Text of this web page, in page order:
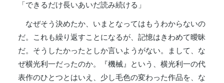
「できるだけ長いあいだ読み続ける」
なぜそう決めたか、いまとなってはもうわからないの
だ。これも繰り返すことになるが、記憶はきわめて曖昧
だ。そうしたかったとしか言いようがない。まして、な
ぜ横光利一だったのか。『機械』という、横光利一の代
表作のひとつとはいえ、少し毛色の変わった作品を、な